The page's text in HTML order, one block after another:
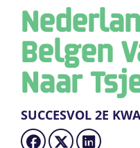
Belgen
Naar
SUCCESVOL 2E